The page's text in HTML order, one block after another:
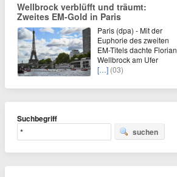
Wellbrock verblüfft und träumt:
Zweites EM-Gold in Paris
Paris (dpa) - Mit der
Euphorie des zweiten
EM-Titels dachte Florian
Wellbrock am Ufer
[…] (03)
Suchbegriff
suchen